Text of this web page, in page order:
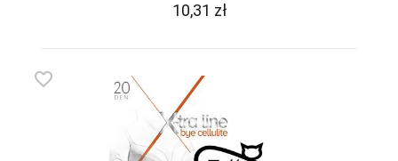
INTENSO
IRALL
ITALIAN
FASHION
JAGODA
10,31 zł
favorite_border